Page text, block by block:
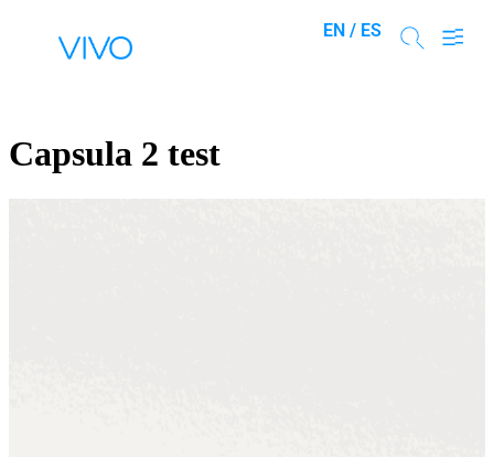
EN / ES
Capsula 2 test